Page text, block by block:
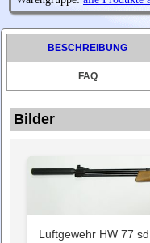
BESCHREIBUNG
FAQ
Bilder
Luftgewehr HW 77